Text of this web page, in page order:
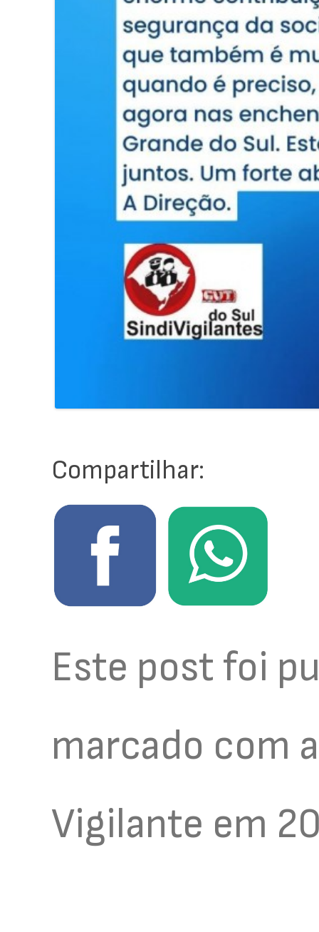
Compartilhar:
Este post foi
marcado com
Vigilante em